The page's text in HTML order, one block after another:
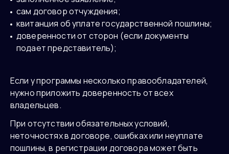
сам договор отчуждения;
квитанция об уплате государственной пошлины;
доверенности от сторон (если документы
подает представитель);
Если у программы несколько правообладателей,
нужно приложить доверенность от всех
владельцев.
При отсутствии обязательных условий,
неточностях в договоре, ошибках или неуплате
пошлины, в регистрации договора может быть